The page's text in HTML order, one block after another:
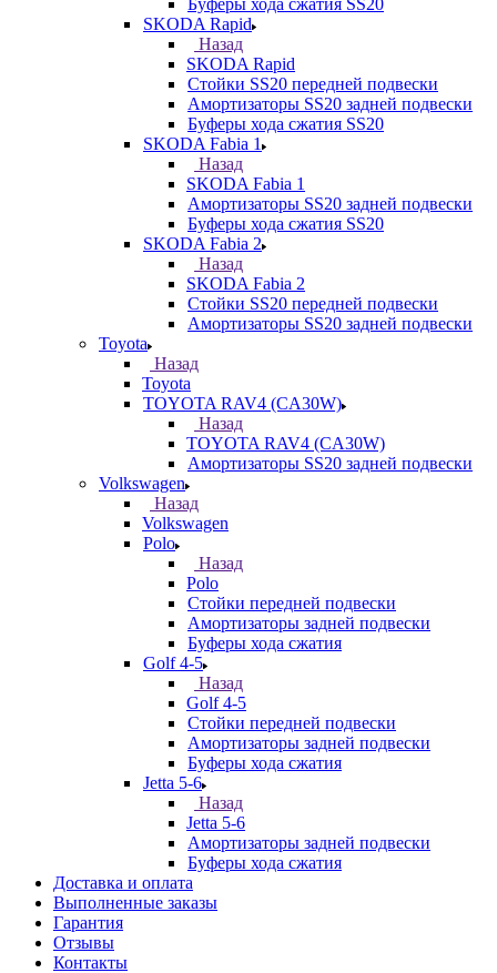
Буферы хода сжатия SS20
SKODA Rapid
Назад
SKODA Rapid
Стойки SS20 передней подвески
Амортизаторы SS20 задней подвески
Буферы хода сжатия SS20
SKODA Fabia 1
Назад
SKODA Fabia 1
Амортизаторы SS20 задней подвески
Буферы хода сжатия SS20
SKODA Fabia 2
Назад
SKODA Fabia 2
Стойки SS20 передней подвески
Амортизаторы SS20 задней подвески
Toyota
Назад
Toyota
TOYOTA RAV4 (CA30W)
Назад
TOYOTA RAV4 (CA30W)
Амортизаторы SS20 задней подвески
Volkswagen
Назад
Volkswagen
Polo
Назад
Polo
Стойки передней подвески
Амортизаторы задней подвески
Буферы хода сжатия
Golf 4-5
Назад
Golf 4-5
Стойки передней подвески
Амортизаторы задней подвески
Буферы хода сжатия
Jetta 5-6
Назад
Jetta 5-6
Амортизаторы задней подвески
Буферы хода сжатия
Доставка и оплата
Выполненные заказы
Гарантия
Отзывы
Контакты